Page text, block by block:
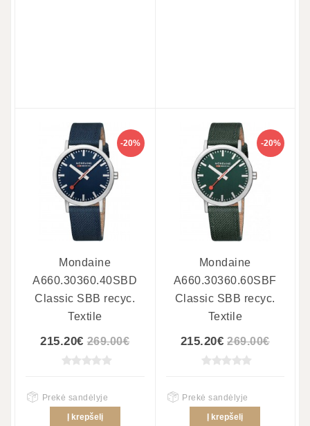
-20%
Mondaine
A660.30360.40SBD
Classic SBB recyc.
Textile
215.20€ 269.00€
Prekė sandėlyje
Į krepšelį
-20%
Mondaine
A660.30360.60SBF
Classic SBB recyc.
Textile
215.20€ 269.00€
Prekė sandėlyje
Į krepšelį